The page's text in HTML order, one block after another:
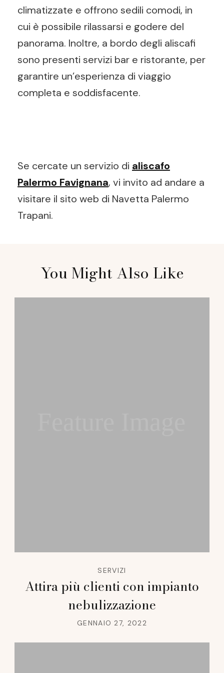
climatizzate e offrono sedili comodi, in
cui è possibile rilassarsi e godere del
panorama. Inoltre, a bordo degli aliscafi
sono presenti servizi bar e ristorante, per
garantire un’esperienza di viaggio
completa e soddisfacente.
Se cercate un servizio di aliscafo
Palermo Favignana, vi invito ad andare a
visitare il sito web di Navetta Palermo
Trapani.
Navigation
You Might Also Like
SERVIZI
Attira più clienti con impianto
nebulizzazione
GENNAIO 27, 2022